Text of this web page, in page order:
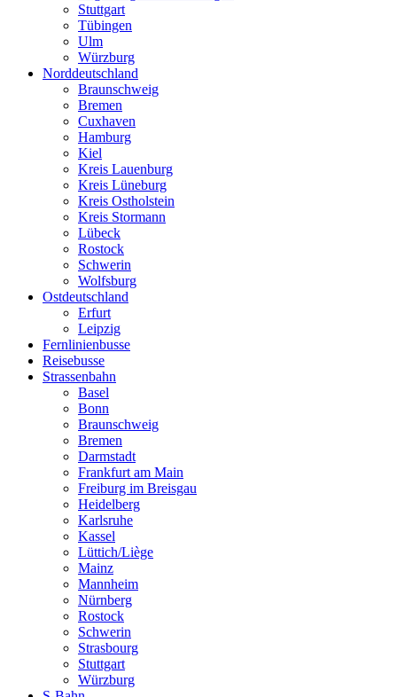
Stuttgart
Tübingen
Ulm
Würzburg
Norddeutschland
Braunschweig
Bremen
Cuxhaven
Hamburg
Kiel
Kreis Lauenburg
Kreis Lüneburg
Kreis Ostholstein
Kreis Stormann
Lübeck
Rostock
Schwerin
Wolfsburg
Ostdeutschland
Erfurt
Leipzig
Fernlinienbusse
Reisebusse
Strassenbahn
Basel
Bonn
Braunschweig
Bremen
Darmstadt
Frankfurt am Main
Freiburg im Breisgau
Heidelberg
Karlsruhe
Kassel
Lüttich/Liège
Mainz
Mannheim
Nürnberg
Rostock
Schwerin
Strasbourg
Stuttgart
Würzburg